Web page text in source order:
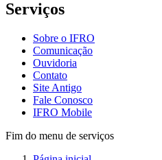
Serviços
Sobre o IFRO
Comunicação
Ouvidoria
Contato
Site Antigo
Fale Conosco
IFRO Mobile
Fim do menu de serviços